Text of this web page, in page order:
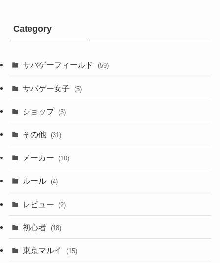
Category
サバゲーフィールド (59)
サバゲー女子 (5)
ショップ (5)
その他 (31)
メーカー (10)
ルール (4)
レビュー (2)
初心者 (18)
東京マルイ (15)